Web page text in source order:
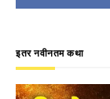
इतर नवीनतम कथा